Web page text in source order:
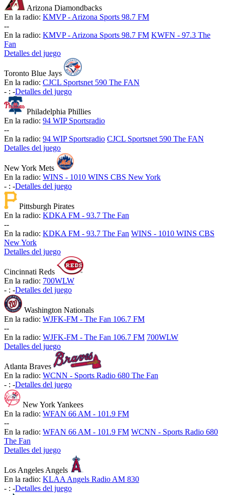
Arizona Diamondbacks
En la radio: KMVP - Arizona Sports 98.7 FM
--
En la radio: KMVP - Arizona Sports 98.7 FM KWFN - 97.3 The
Fan
Detalles del juego
Toronto Blue Jays
En la radio: CJCL Sportsnet 590 The FAN
- : -Detalles del juego
Philadelphia Phillies
En la radio: 94 WIP Sportsradio
--
En la radio: 94 WIP Sportsradio CJCL Sportsnet 590 The FAN
Detalles del juego
New York Mets
En la radio: WINS - 1010 WINS CBS New York
- : -Detalles del juego
Pittsburgh Pirates
En la radio: KDKA FM - 93.7 The Fan
--
En la radio: KDKA FM - 93.7 The Fan WINS - 1010 WINS CBS
New York
Detalles del juego
Cincinnati Reds
En la radio: 700WLW
- : -Detalles del juego
Washington Nationals
En la radio: WJFK-FM - The Fan 106.7 FM
--
En la radio: WJFK-FM - The Fan 106.7 FM 700WLW
Detalles del juego
Atlanta Braves
En la radio: WCNN - Sports Radio 680 The Fan
- : -Detalles del juego
New York Yankees
En la radio: WFAN 66 AM - 101.9 FM
--
En la radio: WFAN 66 AM - 101.9 FM WCNN - Sports Radio 680
The Fan
Detalles del juego
Los Angeles Angels
En la radio: KLAA Angels Radio AM 830
- : -Detalles del juego